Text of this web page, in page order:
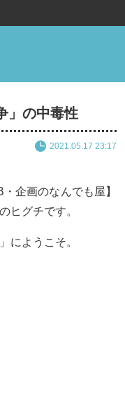
」の中毒性
2021.05.17 23:17
企画のなんでも屋】
ヒグチです。
にようこそ。